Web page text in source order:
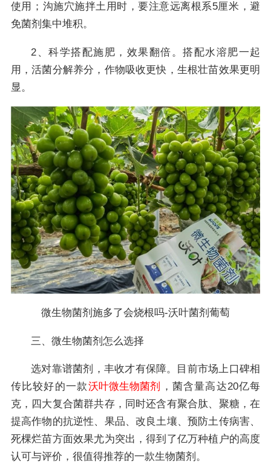
使用；沟施穴施拌土用时，要注意远离根系5厘米，避
免菌剂集中堆积。
2、科学搭配施肥，效果翻倍。搭配水溶肥一起
用，活菌分解养分，作物吸收更快，生根壮苗效果更明
显。
微生物菌剂施多了会烧根吗-沃叶菌剂葡萄
三、微生物菌剂怎么选择
选对靠谱菌剂，丰收才有保障。目前市场上口碑相
传比较好的一款沃叶微生物菌剂
，菌含量高达20亿每
克，四大复合菌群共存，同时还含有聚合肽、聚糖，在
提高作物的抗逆性、果品、改良土壤、预防土传病害、
死棵烂苗方面效果尤为突出，得到了亿万种植户的高度
认可与评价，很值得推荐的一款生物菌剂。